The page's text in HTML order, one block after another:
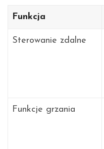
Funkcja
Sterowanie zdalne
Funkcje grzania